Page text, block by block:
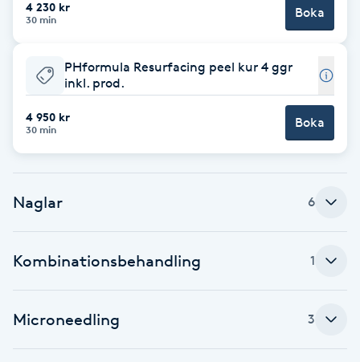
Fotvård
Fransar
Fransborttagning
Fransfärgning
Fransförlängning
Fransförlängning Megavolym
Fransk manikyr
4 230 kr
30 min Boka
PHformula Resurfacing peel kur 4 ggr
inkl. prod.
4 950 kr
30 min Boka
Naglar 6
Kombinationsbehandling 1
Microneedling 3